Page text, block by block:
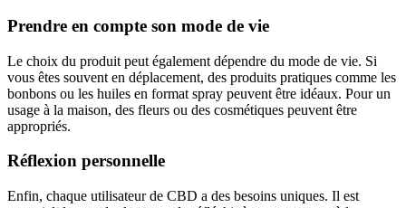
Prendre en compte son mode de vie
Le choix du produit peut également dépendre du mode de vie. Si
vous êtes souvent en déplacement, des produits pratiques comme les
bonbons ou les huiles en format spray peuvent être idéaux. Pour un
usage à la maison, des fleurs ou des cosmétiques peuvent être
appropriés.
Réflexion personnelle
Enfin, chaque utilisateur de CBD a des besoins uniques. Il est